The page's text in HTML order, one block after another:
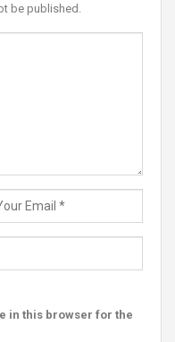
be published.
in this browser for the